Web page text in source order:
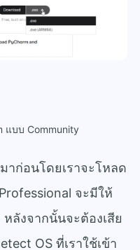
แบบ Community
าก่อนโดยเราจะโหลด
จะมีให้
ลังจากนั้นจะต้องเสีย
OS ที่เราใช้เข้า